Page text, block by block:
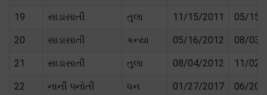
19 સાડાસાતી તુલા 11/15/2011 05/15/
20 સાડાસાતી કન્યા 05/16/2012 08/03/
21 સાડાસાતી તુલા 08/04/2012 11/02/
22 નાની પનોતી ધન 01/27/2017 06/20/